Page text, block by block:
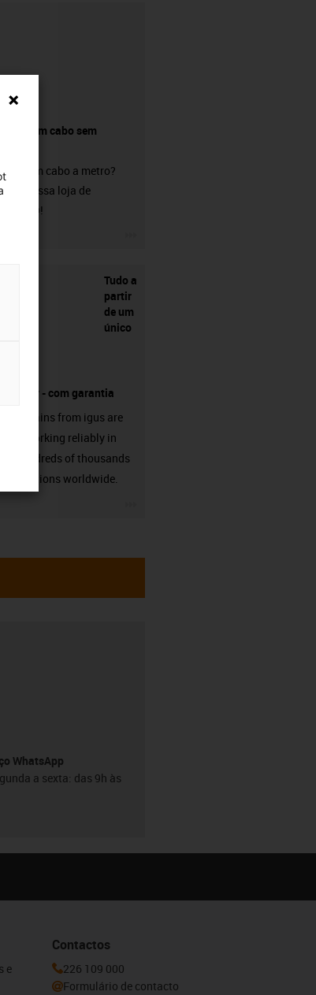
um cabo sem
um cabo a metro?
a nossa loja de
Tudo a
partir
de um
único
- com garantia
chains from igus are
working reliably in
hundreds of thousands
applications worldwide.
WhatsApp
a sexta: das 9h às
e
Contactos
226 109 000
Formulário de contacto